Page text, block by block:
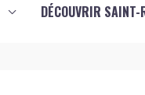
DÉCOUVRIR SAINT-